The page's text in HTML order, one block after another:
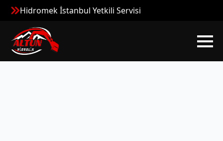
Hidromek İstanbul Yetkili Servisi